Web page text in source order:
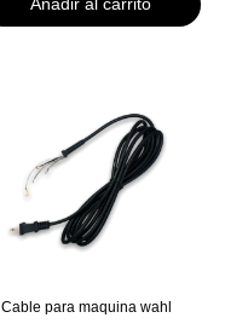
Añadir al carrito
Cable para maquina wahl